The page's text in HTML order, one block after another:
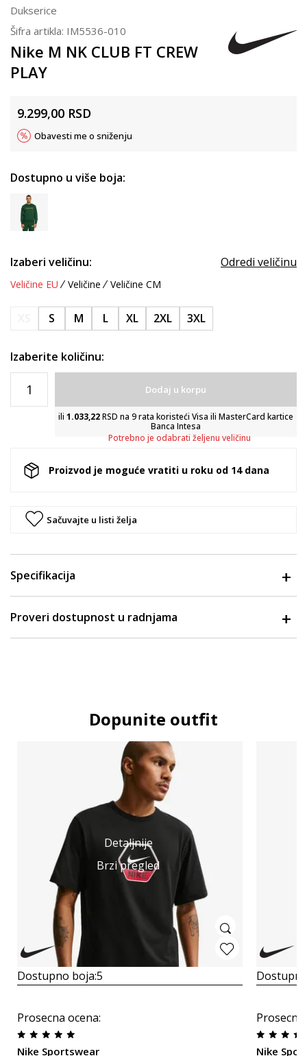
Dukserice
Šifra artikla: IM5536-010
Nike M NK CLUB FT CREW
PLAY
9.299,00 RSD
Obavesti me o sniženju
Dostupno u više boja:
Izaberi veličinu: Odredi veličinu
Veličine EU Veličine Veličine CM
S M L XL 2XL 3XL
Izaberite količinu:
Dodaj u korpu
ili 1.033,22RSD na 9 rata koristeći Visa ili MasterCard kartice
Banca Intesa
Potrebno je odabrati željenu veličinu
Proizvod je moguće vratiti u roku od 14 dana
Sačuvajte u listi želja
Specifikacija
Proveri dostupnost u radnjama
Dopunite outfit
Detaljnije
Brzi pregled
Dostupno boja:5
Prosecna ocena:
Nike Sportswear Nike